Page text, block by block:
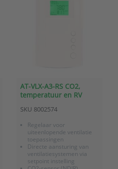
AT-VLX-A3-RS CO2,
temperatuur en RV
wandmontage met
analoge 0-10V
uitgangen en Modbus
RS485
SKU 8002574
Regelaar voor
uiteenlopende ventilatie
toepassingen
Directe aansturing van
ventilatiesystemen via
setpoint instelling